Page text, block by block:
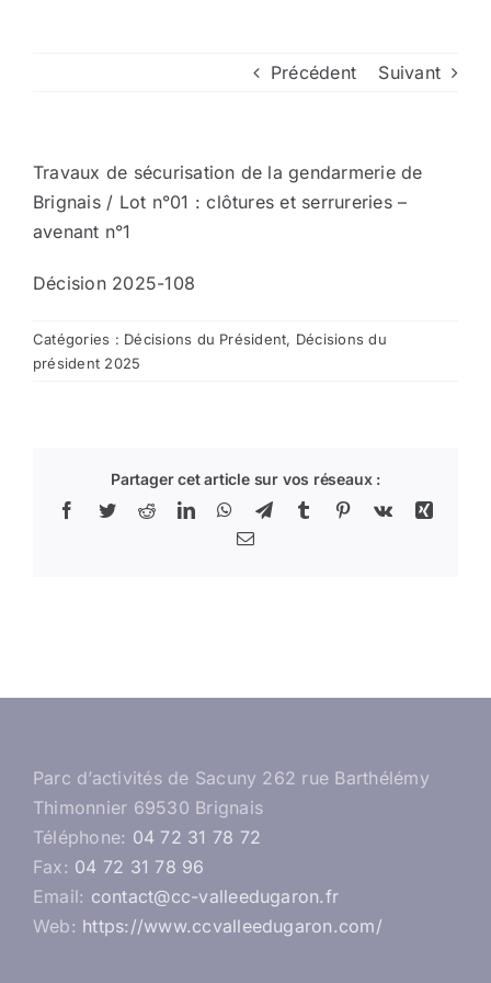
Nous contacter
Précédent Suivant
Travaux de sécurisation de la gendarmerie de
Brignais / Lot n°01 : clôtures et serrureries –
avenant n°1
Décision 2025-108
Catégories : Décisions du Président, Décisions du
président 2025
Partager cet article sur vos réseaux :
Facebook
TwitterRedditLinkedInWhatsApp
TelegramTumblr Pinterest
Vk
Xing
Email
Parc d’activités de Sacuny 262 rue Barthélémy
Thimonnier 69530 Brignais
Téléphone: 04 72 31 78 72
Fax: 04 72 31 78 96
Email: contact@cc-valleedugaron.fr
Web: https://www.ccvalleedugaron.com/